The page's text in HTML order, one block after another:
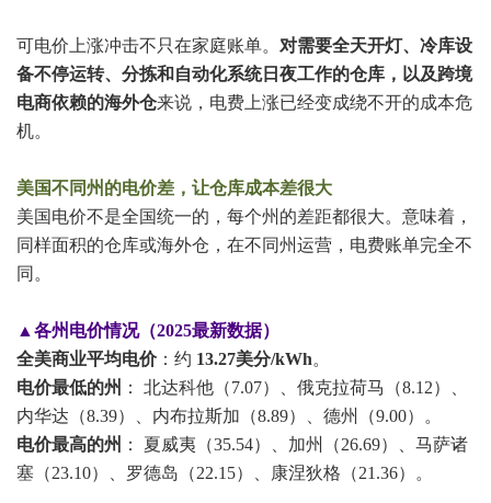
可电价上涨冲击不只在家庭账单。 对需要全天开灯、冷库设
备不停运转、分拣和自动化系统日夜工作的仓库，以及跨境
电商依赖的海外仓来说，电费上涨已经变成绕不开的成本危
机。
美国不同州的电价差，让仓库成本差很大
美国电价不是全国统一的，每个州的差距都很大。意味着，
同样面积的仓库或海外仓，在不同州运营，电费账单完全不
同。
▲各州电价情况（2025最新数据）
全美商业平均电价：约 13.27美分/kWh。
电价最低的州 ： 北达科他（7.07）、俄克拉荷马（8.12）、
内华达（8.39）、内布拉斯加（8.89）、德州（9.00）。
电价最高的州 ： 夏威夷（35.54）、加州（26.69）、马萨诸
塞（23.10）、罗德岛（22.15）、康涅狄格（21.36）。